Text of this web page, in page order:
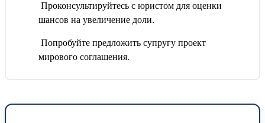
Проконсультируйтесь с юристом для оценки
шансов на увеличение доли.
Попробуйте предложить супругу проект
мирового соглашения.